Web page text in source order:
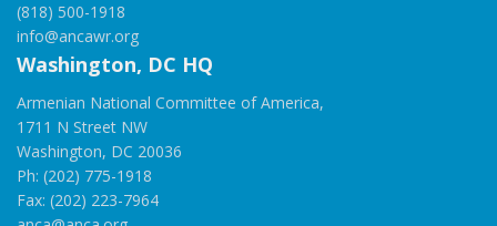
(818) 500-1918
info@ancawr.org
Washington, DC HQ
Armenian National Committee of America,
1711 N Street NW
Washington, DC 20036
Ph: (202) 775-1918
Fax: (202) 223-7964